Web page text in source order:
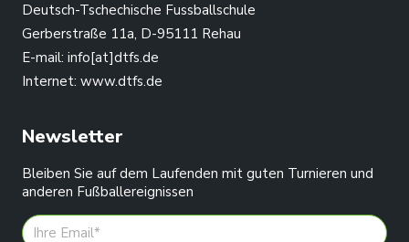
Deutsch-Tschechische Fussballschule
Gerberstraße 11a, D-95111 Rehau
E-mail: info[at]dtfs.de
Internet: www.dtfs.de
Newsletter
Bleiben Sie auf dem Laufenden mit guten Turnieren und
anderen Fußballereignissen